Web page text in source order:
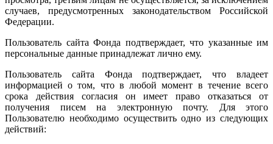
случаев, предусмотренных законодательством Российской
Федерации.
Пользователь сайта Фонда подтверждает, что указанные им
персональные данные принадлежат лично ему.
Пользователь сайта Фонда подтверждает, что владеет
информацией о том, что в любой момент в течение всего
срока действия согласия он имеет право отказаться от
получения писем на электронную почту. Для этого
Пользователю необходимо осуществить одно из следующих
действий: